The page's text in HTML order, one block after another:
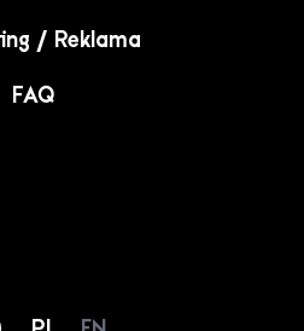
/ Reklama
FAQ